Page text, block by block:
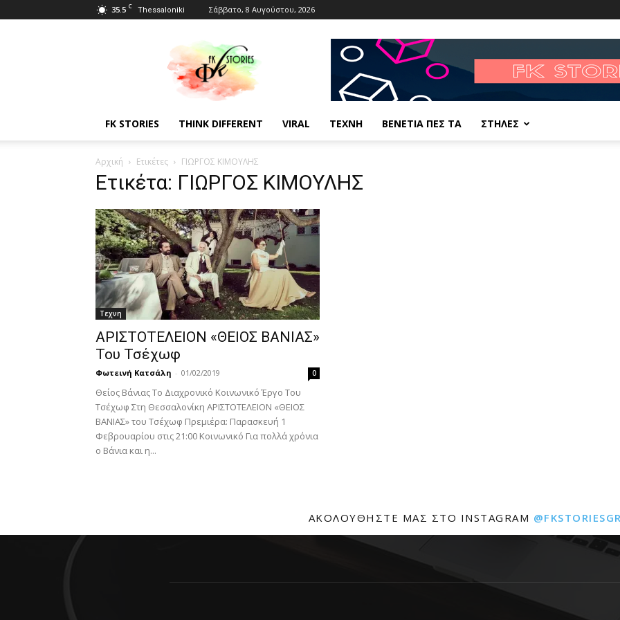
35.5 C Thessaloniki Σάββατο, 8 Αυγούστου, 2026
Fkstories
FK STORIES THINK DIFFERENT VIRAL ΤΕΧΝΗ ΒΕΝΕΤΙΑ ΠΕΣ ΤΑ ΣΤΗΛΕΣ
Αρχική Ετικέτες ΓΙΩΡΓΟΣ ΚΙΜΟΥΛΗΣ
Ετικέτα: ΓΙΩΡΓΟΣ ΚΙΜΟΥΛΗΣ
Τεχνη
ΑΡΙΣΤΟΤΕΛΕΙΟΝ «ΘΕΙΟΣ ΒΑΝΙΑΣ»
Του Τσέχωφ
Φωτεινή Κατσάλη - 01/02/2019 0
Θείος Βάνιας Το Διαχρονικό Κοινωνικό Έργο Του
Τσέχωφ Στη Θεσσαλονίκη ΑΡΙΣΤΟΤΕΛΕΙΟΝ «ΘΕΙΟΣ
ΒΑΝΙΑΣ» του Τσέχωφ Πρεμιέρα: Παρασκευή 1
Φεβρουαρίου στις 21:00 Κοινωνικό Για πολλά χρόνια
ο Βάνια και η...
ΑΚΟΛΟΥΘΉΣΤΕ ΜΑΣ ΣΤΟ INSTAGRAM